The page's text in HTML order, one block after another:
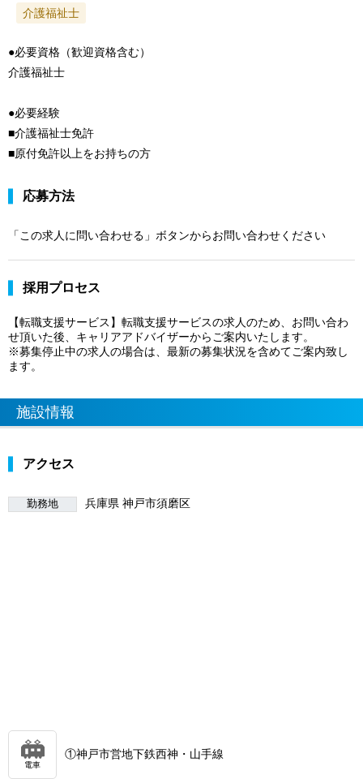
介護福祉士
●必要資格（歓迎資格含む）
介護福祉士
●必要経験
■介護福祉士免許
■原付免許以上をお持ちの方
応募方法
「この求人に問い合わせる」ボタンからお問い合わせください
採用プロセス
【転職支援サービス】転職支援サービスの求人のため、お問い合わ
せ頂いた後、キャリアアドバイザーからご案内いたします。
※募集停止中の求人の場合は、最新の募集状況を含めてご案内致し
ます。
施設情報
アクセス
勤務地 兵庫県 神戸市須磨区
電車
①神戸市営地下鉄西神・山手線